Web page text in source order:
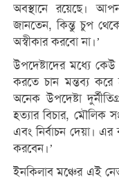
অবস্থানে রয়েছে।
জানতেন, কিন্তু চুপ
অস্বীকার করবো না।’
উপদেষ্টাদের মধ্যে
করতে চান মন্তব্য
অনেক উপদেষ্টা
হত্যার বিচার, মৌলিক
এবং নির্বাচন দেয়া।
করবেন।’
ইনকিলাব মঞ্চের এই